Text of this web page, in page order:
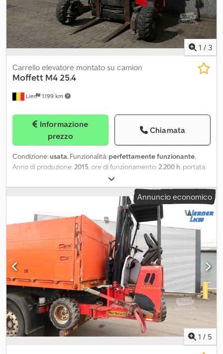
1 / 3
Lier 1.199 km
Carrello elevatore montato su camion
Moffett M4 25.4
prezzo
Chiamata
Condizione:usata, Funzionalità: perfettamente funzionante,
Anno di produzione:2015, ore di funzionamento:2.200 h, portata:
, altezza di sollevamento:3.660 mm
diesel, tipo di montante:duplex, Il MOFFETT M4 25.4 è un carrello
elevatore trasportabile del 2015, con circa 2200 ore di utilizzo.
Annuncio economico
1 / 5